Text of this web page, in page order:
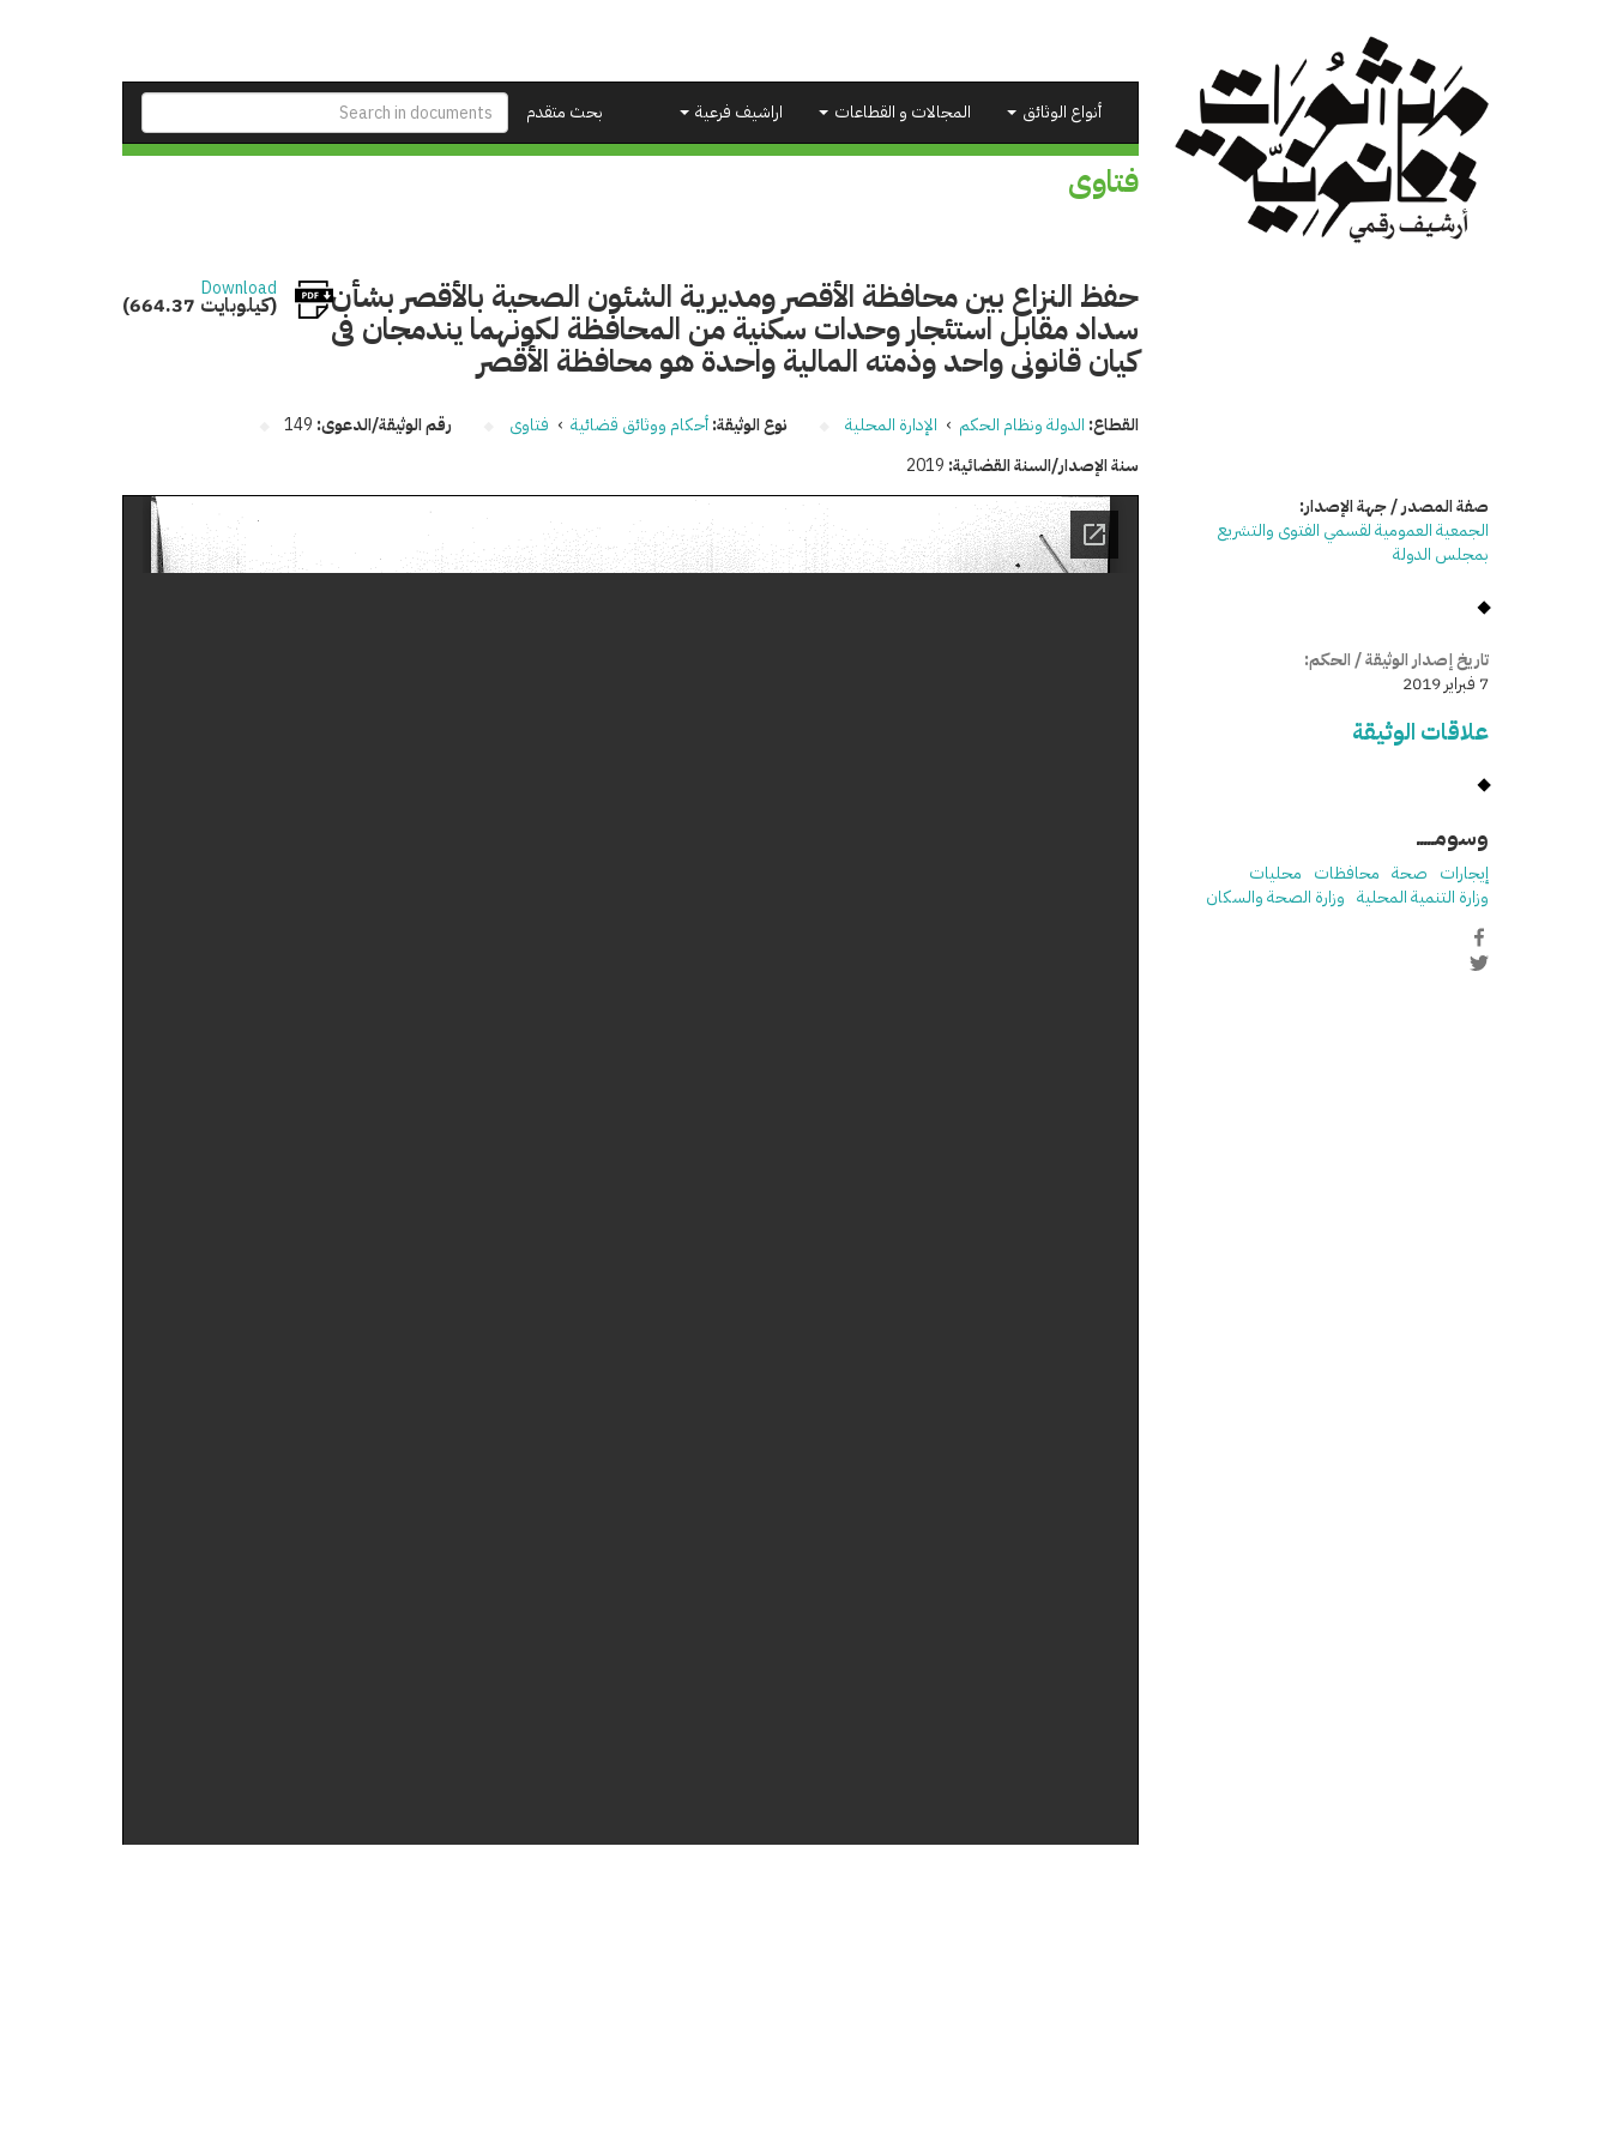
بحث متقدم
أنواع الوثائق المجالات و القطاعات اراشيف فرعية
فتاوى
حفظ النزاع بين محافظة الأقصر ومديرية الشئون الصحية بالأقصر بشأن
سداد مقابل استئجار وحدات سكنية من المحافظة لكونهما يندمجان فى
كيان قانونى واحد وذمته المالية واحدة هو محافظة الأقصر
Download
(664.37 كيلوبايت)
القطاع: الدولة ونظام الحكم › الإدارة المحلية نوع الوثيقة:أحكام ووثائق قضائية › فتاوى رقم الوثيقة/الدعوى: 149
سنة الإصدار/السنة القضائية: 2019
صفة المصدر / جهة الإصدار:
الجمعية العمومية لقسمي الفتوى والتشريع
بمجلس الدولة
تاريخ إصدار الوثيقة / الحكم:
7 فبراير 2019
علاقات الوثيقة
وسومـــــ
إيجارات صحة محافظات محليات
وزارة التنمية المحلية وزارة الصحة والسكان